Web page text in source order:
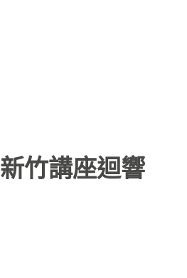
新竹講座迴響